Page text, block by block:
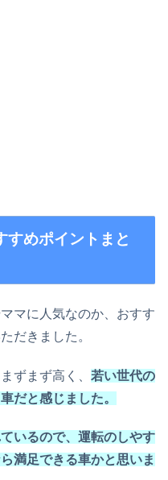
すめポイントまと
マに人気なのか、おすす
だきました。
ずまず高く、 若い世代の
だと感じました。
いるので、運転のしやす
満足できる車かと思いま